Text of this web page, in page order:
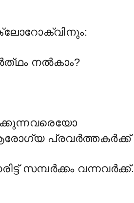
ഥം നൽകാം?
യോ
പ്രവർത്തകർക്ക്
സമ്പർക്കം വന്നവർക്ക്.